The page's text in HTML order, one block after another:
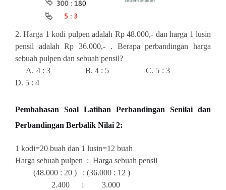
2. Harga 1 kodi pulpen adalah Rp 48.000,- dan harga 1 lusin
pensil adalah Rp 36.000,- . Berapa perbandingan harga
sebuah pulpen dan sebuah pensil?
A. 4 : 3 B. 4 : 5 C. 5 : 3
D. 5 : 4
Pembahasan Soal Latihan Perbandingan Senilai dan
Perbandingan Berbalik Nilai 2:
1 kodi=20 buah dan 1 lusin=12 buah
Harga sebuah pulpen : Harga sebuah pensil
(48.000 : 20 ) : (36.000 : 12 )
2.400 : 3.000